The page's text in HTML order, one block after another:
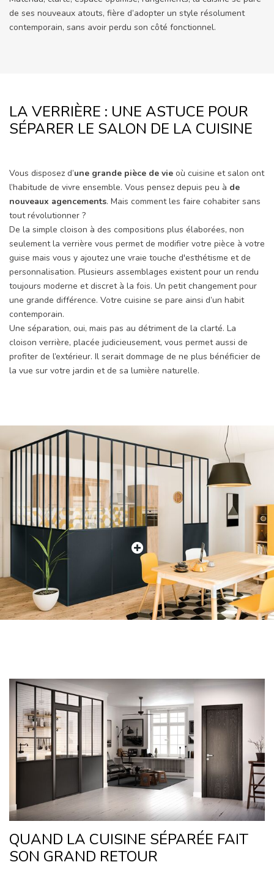
de ses nouveaux atouts, fière d’adopter un style résolument
contemporain, sans avoir perdu son côté fonctionnel.
LA VERRIÈRE : UNE ASTUCE POUR
SÉPARER LE SALON DE LA CUISINE
Vous disposez d’une grande pièce de vie où cuisine et salon ont
l’habitude de vivre ensemble. Vous pensez depuis peu à de
nouveaux agencements. Mais comment les faire cohabiter sans
tout révolutionner ?
De la simple cloison à des compositions plus élaborées, non
seulement la verrière vous permet de modifier votre pièce à votre
guise mais vous y ajoutez une vraie touche d'esthétisme et de
personnalisation. Plusieurs assemblages existent pour un rendu
toujours moderne et discret à la fois. Un petit changement pour
une grande différence. Votre cuisine se pare ainsi d’un habit
contemporain.
Une séparation, oui, mais pas au détriment de la clarté. La
cloison verrière, placée judicieusement, vous permet aussi de
profiter de l’extérieur. Il serait dommage de ne plus bénéficier de
la vue sur votre jardin et de sa lumière naturelle.
QUAND LA CUISINE SÉPARÉE FAIT
SON GRAND RETOUR